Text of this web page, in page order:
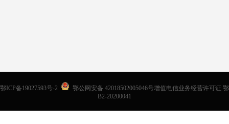
鄂ICP备19027593号-2
鄂公网安备 42018502005046号增值电信业务经营许可证 鄂
B2-20200041